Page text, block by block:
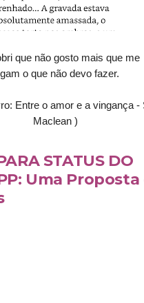
que não gosto mais que me
o que não devo fazer.
Entre o amor e a vingança -
Maclean )
STATUS DO
Uma Proposta